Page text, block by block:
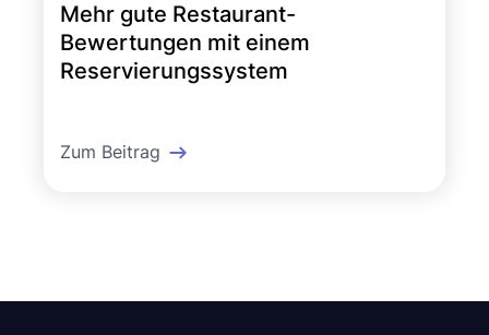
Mehr gute Restaurant-
Bewertungen mit einem
Reservierungssystem
Zum Beitrag